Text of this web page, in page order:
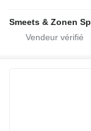
Smeets & Zonen